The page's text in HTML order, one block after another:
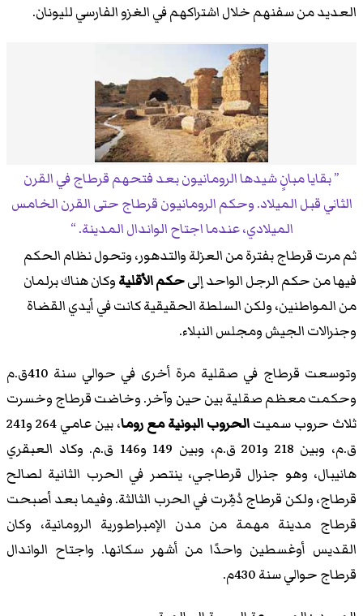
العديد من سفنهم خلال اشتراكهم في الغزو الفارسي لليونان.
بقايا مبانٍ شيدها الرومانيون بعد فتحهم قرطاج في القرن
الثاني قبل الميلاد. وحكم الرومانيون قرطاج حتى القرن الخامس
الميلادي، عندما اجتاح الواندال المدينة.
ثم مرت قرطاج بفترة من العزلة والتدهور، وتحول نظام الحكم
فيها من حكم الرجل الواحد إلىحكم الأقليةوكان هناك برلمان
من المواطنين، ولكن السلطة الحقيقية كانت في أيدي القضاة
وجنرالات الجيش ومجلس النبلاء.
وتوسعت قرطاج في صقلية مرة أخرى في حوالي سنة 410ق.م
وحكمت معظم صقلية بين حين وآخر. وخاضت قرطاج وخسرت
ثلاث حروب سميتالحروب البونية مع روما
، بين عامي 264 و241
ق.م، وبين 218 و201 ق.م، وبين 149 و146 ق.م. وكاد العبقري
هانيبال، وهو جنرال قرطاجي، ينتصر في الحرب الثانية لصالح
قرطاج، ولكن قرطاج دُمِّرت في الحرب الثالثة. وفيما بعد أصبحت
قرطاج مدينة مهمة من مدن الإمبراطورية الرومانية، وكان
القديس أوغسطين واحدًا من أشهر سكانها. واجتاح الواندال
قرطاج حوالي سنة 430م.